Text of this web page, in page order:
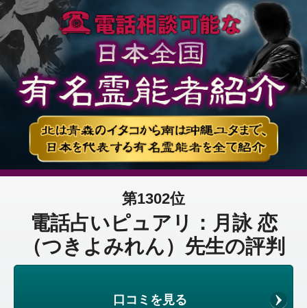
第1302位
電話占いピュアリ：月詠 恋
（つきよみれん）先生の評判
口コミを見る